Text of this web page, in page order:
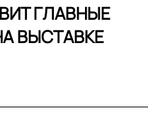
ГЛАВНЫЕ
ВЫСТАВКЕ